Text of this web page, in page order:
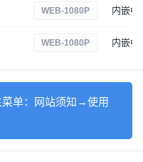
WEB-1080P 内嵌中
WEB-1080P 内嵌中
菜单：网站须知→使用